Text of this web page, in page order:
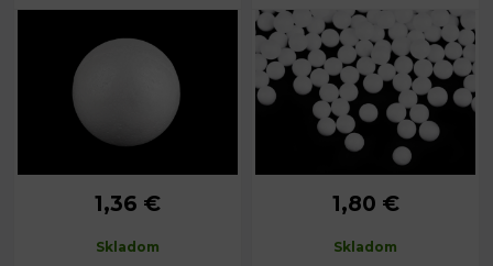
Priemer: 12 cm
1,36 €
Skladom
Priemer: č. 1: 10 mm
mm
1,80 €
Skladom